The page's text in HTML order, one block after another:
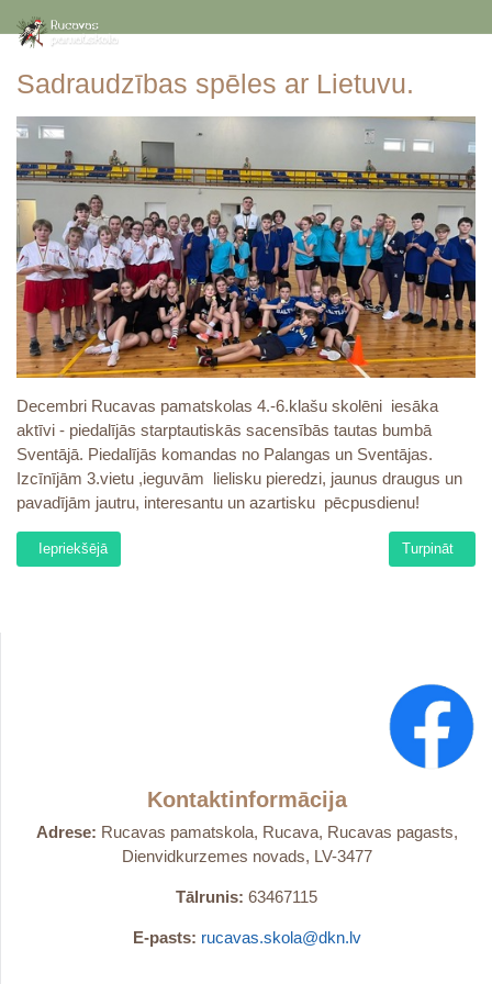
Sadraudzības spēles ar Lietuvu.
Decembri Rucavas pamatskolas 4.-6.klašu skolēni iesāka
aktīvi - piedalījās starptautiskās sacensībās tautas bumbā
Sventājā. Piedalījās komandas no Palangas un Sventājas.
Izcīnījām 3.vietu ,ieguvām lielisku pieredzi, jaunus draugus un
pavadījām jautru, interesantu un azartisku pēcpusdienu!
Iepriekšējais raksts: Dāvaniņas no Vega 1 Serviss
Iepriekšējā Nākamais
Turpināt
Kontaktinformācija
Adrese: Rucavas pamatskola, Rucava, Rucavas pagasts,
Dienvidkurzemes novads, LV-3477
Tālrunis: 63467115
E-pasts: rucavas.skola@dkn.lv